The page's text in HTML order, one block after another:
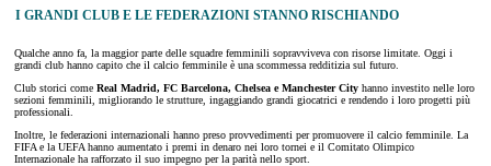
I GRANDI CLUB E LE FEDERAZIONI STANNO RISCHIANDO
Qualche anno fa, la maggior parte delle squadre femminili sopravviveva con risorse limitate. Oggi i
grandi club hanno capito che il calcio femminile è una scommessa redditizia sul futuro.
Club storici come Real Madrid, FC Barcelona, Chelsea e Manchester City hanno investito nelle loro
sezioni femminili, migliorando le strutture, ingaggiando grandi giocatrici e rendendo i loro progetti più
professionali.
Inoltre, le federazioni internazionali hanno preso provvedimenti per promuovere il calcio femminile. La
FIFA e la UEFA hanno aumentato i premi in denaro nei loro tornei e il Comitato Olimpico
Internazionale ha rafforzato il suo impegno per la parità nello sport.